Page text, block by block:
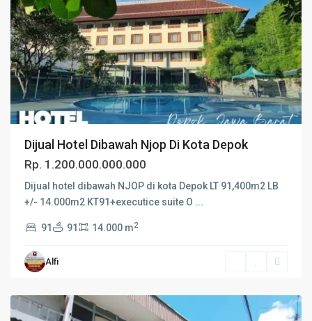
Dijual Hotel Dibawah Njop Di Kota Depok
Rp. 1.200.000.000.000
Dijual hotel dibawah NJOP di kota Depok LT 91,400m2 LB
+/- 14.000m2 KT91+executice suite O ...
91 91 14.000 m2
Alfi
Jual